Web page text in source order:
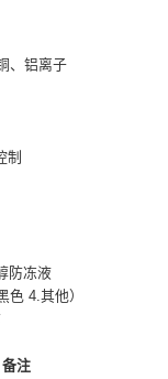
、铝离子
制
防冻液
色 4.其他）
备注